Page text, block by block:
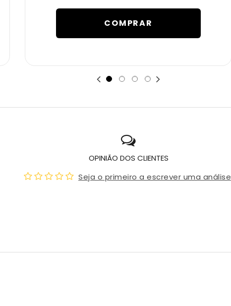
COMPRAR
OPINIÃO DOS CLIENTES
Seja o primeiro a escrever uma análise